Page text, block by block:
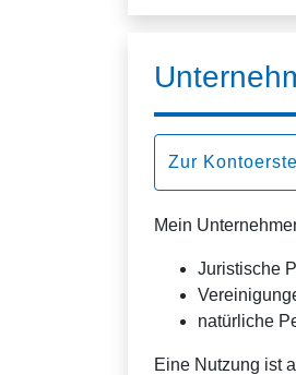
Zur
Mein
Juristische
natürliche
Eine Nutzung ist